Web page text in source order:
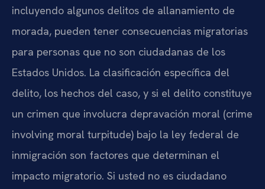
incluyendo algunos delitos de allanamiento de
morada, pueden tener consecuencias migratorias
para personas que no son ciudadanas de los
Estados Unidos. La clasificación específica del
delito, los hechos del caso, y si el delito constituye
un crimen que involucra depravación moral (crime
involving moral turpitude) bajo la ley federal de
inmigración son factores que determinan el
impacto migratorio. Si usted no es ciudadano